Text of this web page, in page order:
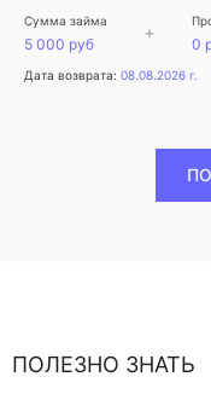
Сумма займа
5 000 руб
+
0
Дата возврата: 08.08.2026 г.
ПОЛЕЗНО ЗНАТЬ